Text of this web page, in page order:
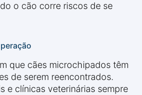
o cão corre riscos de se
que cães microchipados têm
de serem reencontrados.
e clínicas veterinárias sempre